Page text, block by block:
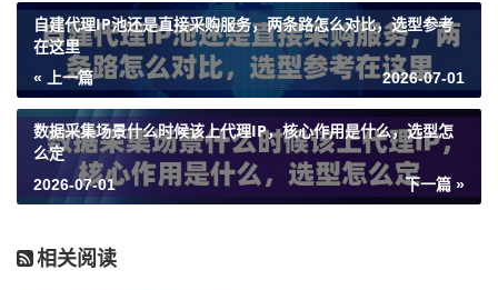
理适配逻辑：
1. 数据规模与访问频率： 这是决定IP池规模和资源模式
的关键。如果你的项目是7x24小时不间断、高并发地采
集海量数据（例如全网公开信息监控、AI训练数据收
集），那么IP的消耗量会非常大。不限量代理IP套餐的优
势就凸显出来。它提供专属的动态住宅IP池，在有效期
问的资源供给，同时将成本控制在可预期的范围内，避
自建代理IP池还是直接采购服务，两条路怎么对比，选型参考
在这里
« 上一篇 2026-07-01
数据采集场景什么时候该上代理IP，核心作用是什么，选型怎
么定
下一篇 »
2026-07-01
相关阅读